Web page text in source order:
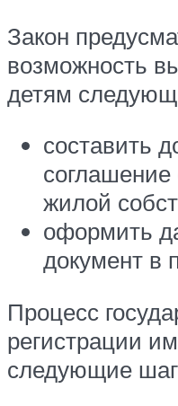
Закон
возможность
детям
составить
соглашение
жилой
оформить
документ в
Процесс
регистрации
следующие